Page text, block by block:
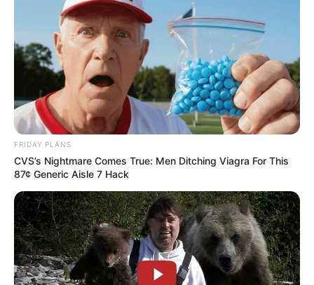
FRIDAY PLANS
CVS’s Nightmare Comes True: Men Ditching Viagra For This
87¢ Generic Aisle 7 Hack